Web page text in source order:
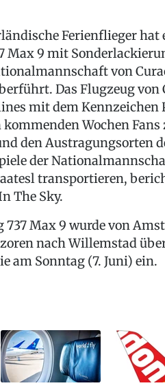
Ferienflieger hat
Max 9 mit
von
Das Flugzeug von
mit dem Kennzeichen
Wochen
den Austragungsorten
der
transportieren,
The Sky.
737 Max 9 wurde von
nach Willemstad
am Sonntag (7. Juni) ein.